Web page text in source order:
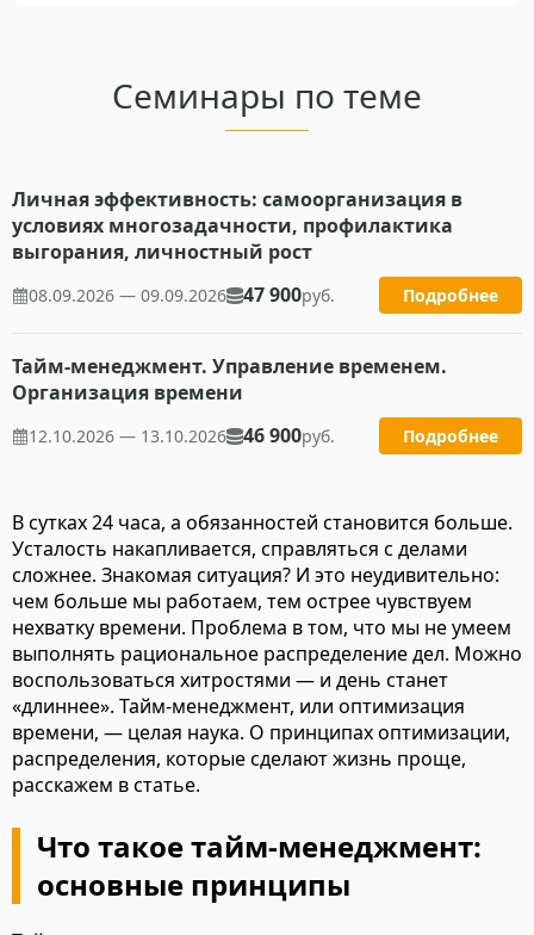
Семинары по теме
Личная эффективность: самоорганизация в
условиях многозадачности, профилактика
выгорания, личностный рост
08.09.2026 — 09.09.2026 47 900руб. Подробнее
Тайм-менеджмент. Управление временем.
Организация времени
12.10.2026 — 13.10.2026 46 900руб. Подробнее
В сутках 24 часа, а обязанностей становится больше.
Усталость накапливается, справляться с делами
сложнее. Знакомая ситуация? И это неудивительно:
чем больше мы работаем, тем острее чувствуем
нехватку времени. Проблема в том, что мы не умеем
выполнять рациональное распределение дел. Можно
воспользоваться хитростями — и день станет
«длиннее». Тайм-менеджмент, или оптимизация
времени, — целая наука. О принципах оптимизации,
распределения, которые сделают жизнь проще,
расскажем в статье.
Что такое тайм-менеджмент:
основные принципы